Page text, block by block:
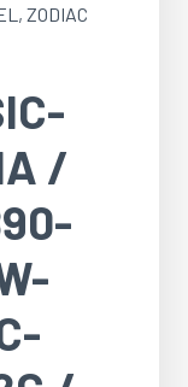
, ZODIAC
/